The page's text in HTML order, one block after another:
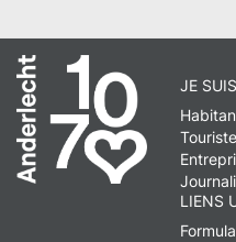
JE SUIS
Touriste
LIENS